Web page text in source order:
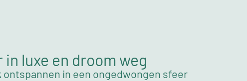
in luxe en droom weg
ontspannen in een ongedwongen sfeer